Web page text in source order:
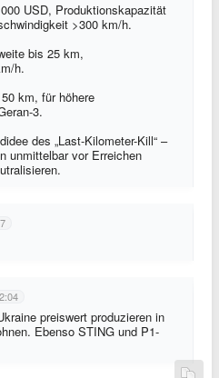
USD, Produktionskapazität
>300 km/h.
bis 25 km,
h.
km, für höhere
3.
des „Last-Kilometer-Kill“ –
unmittelbar vor Erreichen
preiswert produzieren in
Ebenso STING und P1-